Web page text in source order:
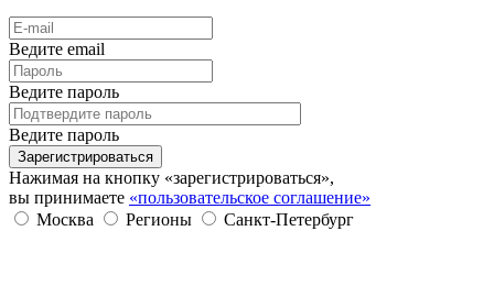
Ведите email
Ведите пароль
Ведите пароль
Зарегистрироваться
Нажимая на кнопку «зарегистрироваться»,
вы принимаете «пользовательское соглашение»
Москва
Регионы Санкт-Петербург